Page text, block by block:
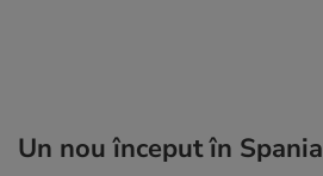
Un nou început în Spania